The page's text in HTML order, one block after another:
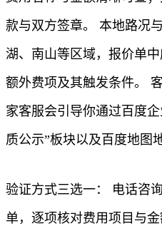
款与双方签章。 本地路况
湖、南山等区域，报价单
额外费项及其触发条件。
家客服会引导你通过百度
质公示”板块以及百度地图
验证方式三选一： 电话咨
单，逐项核对费用项目与